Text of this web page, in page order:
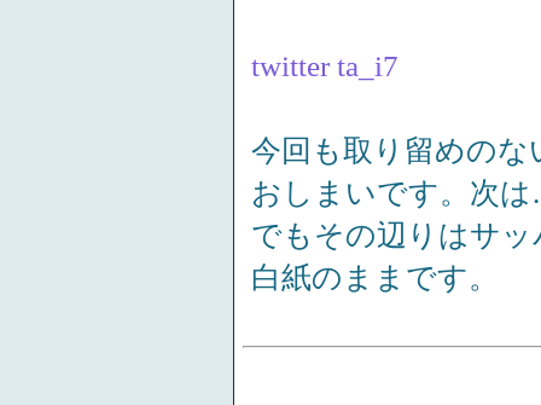
twitter ta_i7
今回も取り留めの
おしまいです。次
でもその辺りはサ
白紙のままです。